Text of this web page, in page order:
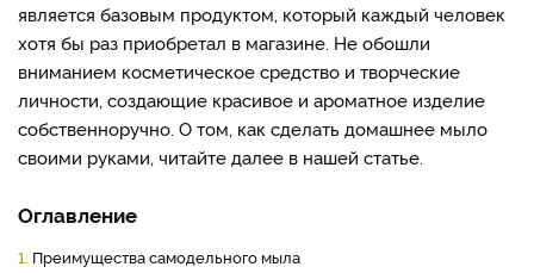
является базовым продуктом, который каждый человек
хотя бы раз приобретал в магазине. Не обошли
вниманием косметическое средство и творческие
личности, создающие красивое и ароматное изделие
собственноручно. О том, как сделать домашнее мыло
своими руками, читайте далее в нашей статье.
Оглавление
1. Преимущества самодельного мыла